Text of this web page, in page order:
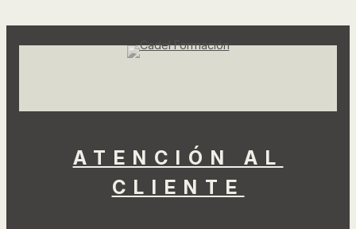
ATENCIÓN AL
CLIENTE